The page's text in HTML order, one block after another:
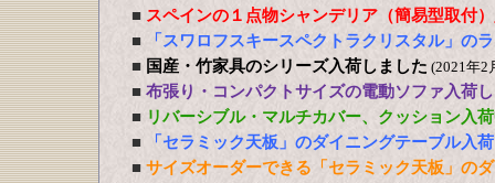
■ スペインの１点物シャンデリア（簡易型取付
■
「スワロフスキースペクトラクリスタル」の
■ 国産・竹家具のシリーズ入荷しました (2021年2
■ 布張り・コンパクトサイズの電動ソファ入荷
■ リバーシブル・マルチカバー、クッション入
■
「セラミック天板」のダイニングテーブル入
■ サイズオーダーできる「セラミック天板」の